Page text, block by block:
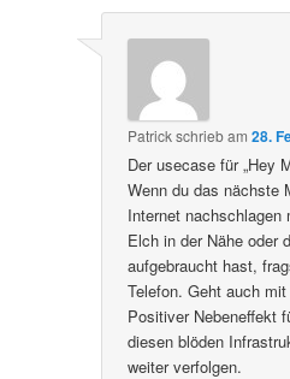
Patrickschriebam28.
Der usecase für „Hey
Wenn du das nächste
Internet nachschlagen
Elch in der Nähe oder
aufgebraucht hast,
Telefon. Geht auch
Positiver Nebeneffekt
diesen blöden
weiter verfolgen.